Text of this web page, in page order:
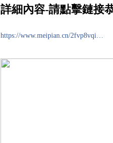
詳細內容-請點擊鏈接
https://www.meipian.cn/2fvp8vqi…